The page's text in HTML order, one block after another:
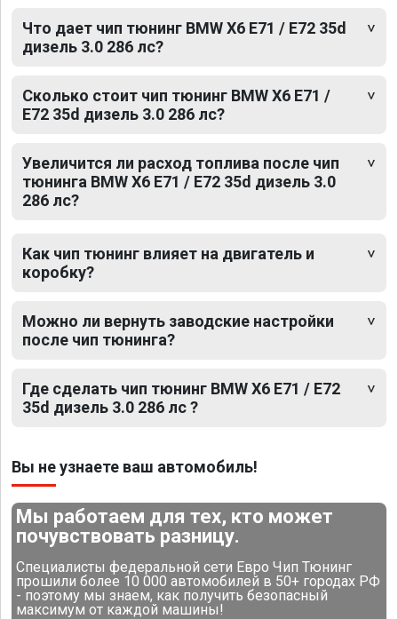
Что дает чип тюнинг BMW X6 E71 / E72 35d
дизель 3.0 286 лс?
Сколько стоит чип тюнинг BMW X6 E71 /
E72 35d дизель 3.0 286 лс?
Увеличится ли расход топлива после чип
тюнинга BMW X6 E71 / E72 35d дизель 3.0
286 лс?
Как чип тюнинг влияет на двигатель и
коробку?
Можно ли вернуть заводские настройки
после чип тюнинга?
Где сделать чип тюнинг BMW X6 E71 / E72
35d дизель 3.0 286 лс ?
Вы не узнаете ваш автомобиль!
Мы работаем для тех, кто может
почувствовать разницу.
Специалисты федеральной сети Евро Чип Тюнинг
прошили более 10 000 автомобилей в 50+ городах РФ
- поэтому мы знаем, как получить безопасный
максимум от каждой машины!